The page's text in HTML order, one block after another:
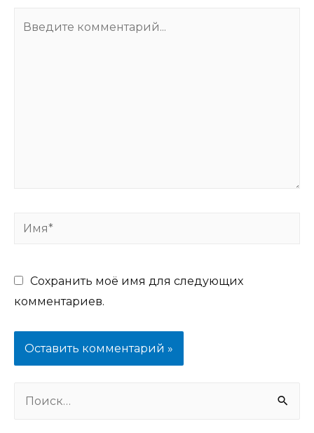
Имя*
Сохранить моё имя для следующих
комментариев.